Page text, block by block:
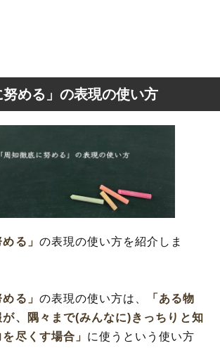
努める」の表現の使い方
る」 の表現の使い方を紹介しま
る」 の表現の使い方は、
「ある物
、隅々まで(みんなに)きっちりと知
尽くす場合」 に使うという使い方